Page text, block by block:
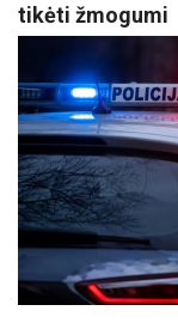
tikėti žmogumi